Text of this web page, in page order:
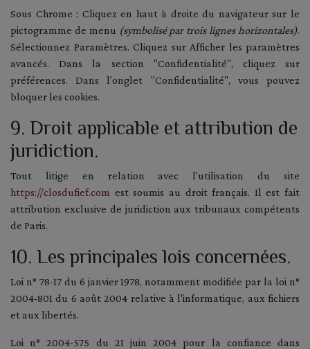
Sous Chrome : Cliquez en haut à droite du navigateur sur le
pictogramme de menu (symbolisé par trois lignes horizontales).
Sélectionnez Paramètres. Cliquez sur Afficher les paramètres
avancés. Dans la section "Confidentialité", cliquez sur
préférences. Dans l'onglet "Confidentialité", vous pouvez
bloquer les cookies.
9. Droit applicable et attribution de
juridiction.
Tout litige en relation avec l'utilisation du site
https://closdufief.com est soumis au droit français. Il est fait
attribution exclusive de juridiction aux tribunaux compétents
de Paris.
10. Les principales lois concernées.
Loi n° 78-17 du 6 janvier 1978, notamment modifiée par la loi n°
2004-801 du 6 août 2004 relative à l'informatique, aux fichiers
et aux libertés.
Loi n° 2004-575 du 21 juin 2004 pour la confiance dans